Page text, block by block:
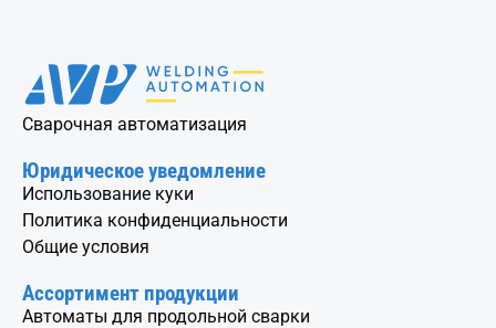
Сварочная автоматизация
Юридическое уведомление
Использование куки
Политика конфиденциальности
Общие условия
Ассортимент продукции
Автоматы для продольной сварки